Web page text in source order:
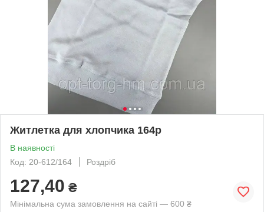
Житлетка для хлопчика 164р
В наявності
Код: 20-612/164
Роздріб
127,40 ₴
Мінімальна сума замовлення на сайті — 600 ₴